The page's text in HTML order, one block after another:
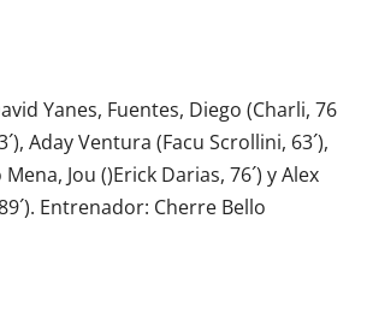
Yanes, Fuentes, Diego (Charli, 76
Aday Ventura (Facu Scrollini, 63´),
Jou ()Erick Darias, 76´) y Alex
Entrenador: Cherre Bello